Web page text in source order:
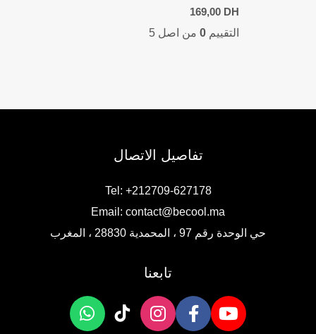
Original
was:
169,00 DH
Current
is:
التقييم 0من اصل 5
تفاصيل الاتصال
Tel: +212709-627178
Email: contact@becool.ma
حي الوحدة رقم 97 ، المحمدية 28830 ، المغرب
تابعنا